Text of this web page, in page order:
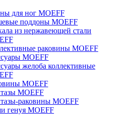
для ног MOEFF
поддоны MOEFF
из нержавеющей стали
раковины MOEFF
MOEFF
желоба коллективные
MOEFF
MOEFF
раковины MOEFF
генуя MOEFF